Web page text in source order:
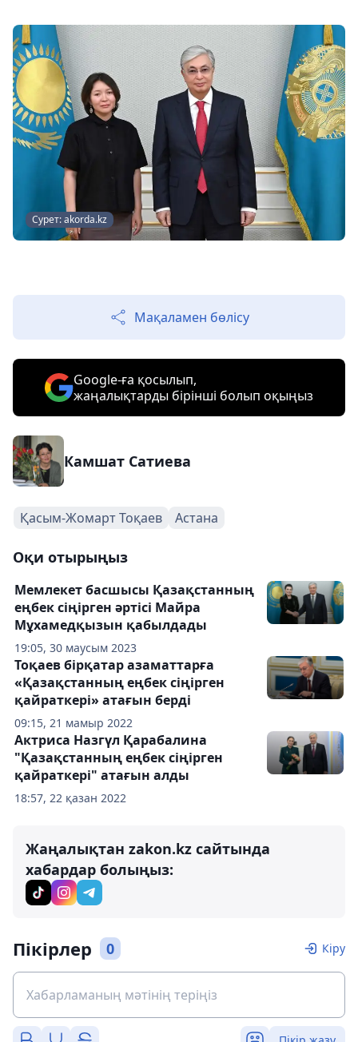
Сурет: akorda.kz
Мақаламен бөлісу
Google-ға қосылып,
жаңалықтарды бірінші болып оқыңыз
Камшат Сатиева
Қасым-Жомарт Тоқаев Астана
Оқи отырыңыз
19:05, 30 маусым 2023
Мемлекет басшысы Қазақстанның
еңбек сіңірген әртісі Майра
Мұхамедқызын қабылдады
09:15, 21 мамыр 2022
Тоқаев бірқатар азаматтарға
«Қазақстанның еңбек сіңірген
қайраткері» атағын берді
18:57, 22 қазан 2022
Актриса Назгүл Қарабалина
"Қазақстанның еңбек сіңірген
қайраткері" атағын алды
Жаңалықтан zakon.kz сайтында
хабардар болыңыз:
Пікірлер 0 Кіру